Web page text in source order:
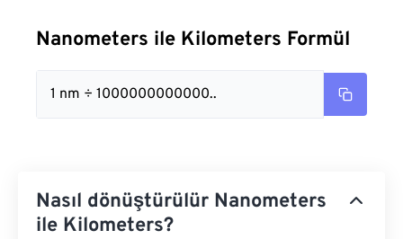
Nanometers ile Kilometers Formül
1 nm ÷ 1000000000000..
Nasıl dönüştürülür Nanometers
ile Kilometers?